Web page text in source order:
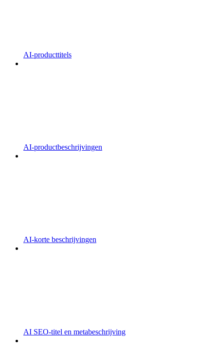
AI-producttitels
AI-productbeschrijvingen
AI-korte beschrijvingen
AI SEO-titel en metabeschrijving